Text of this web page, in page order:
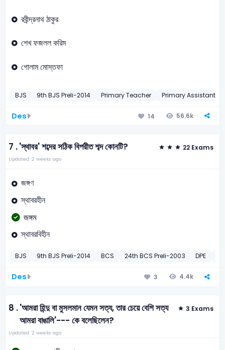
রবীন্দ্রনাথ ঠাকুর
শেখ ফজলল করিম
গোলাম মোস্তফা
BJS 9th BJS Preli-2014 Primary Teacher Primary Assistant
Des 14 56.6k
7 .'স্থাবর' শব্দের সঠিক বিপরীত শব্দ কোনটি? 22 Exams
Updated: 2 weeks ago
জঙ্গণ
স্থাবরহীন
জঙ্গম
স্থাবরবিহীন
BJS 9th BJS Preli-2014 BCS 24th BCS Preli-2003 DPE
Des 3 4.4k
8 .'আমরা হিন্দু বা মুসলমান যেমন সত্য, তার চেয়ে বেশি সত্য
আমরা বাঙালি'--- কে বলেছিলেন?
3 Exams
Updated: 2 weeks ago